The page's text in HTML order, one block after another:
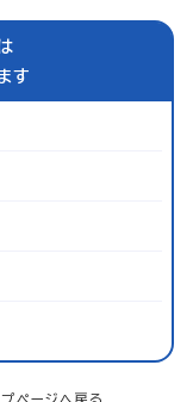
す
プページへ戻る